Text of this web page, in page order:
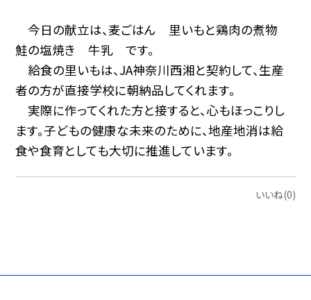
今日の献立は、麦ごはん 里いもと鶏肉の煮物
鮭の塩焼き 牛乳 です。
給食の里いもは、JA神奈川西湘と契約して、生産
者の方が直接学校に朝納品してくれます。
実際に作ってくれた方と接すると、心もほっこりし
ます。子どもの健康な未来のために、地産地消は給
食や食育としても大切に推進しています。
いいね(0)